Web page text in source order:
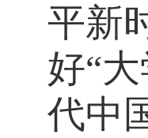
平新
好“
代中